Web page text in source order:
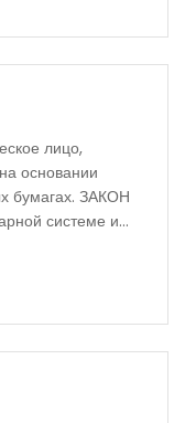
лицо,
основании
бумагах. ЗАКОН
системе и...